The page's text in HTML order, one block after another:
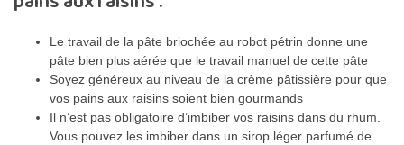
Le travail de la pâte briochée au robot pétrin donne une
pâte bien plus aérée que le travail manuel de cette pâte
Soyez généreux au niveau de la crème pâtissière pour que
vos pains aux raisins soient bien gourmands
Il n’est pas obligatoire d’imbiber vos raisins dans du rhum.
Vous pouvez les imbiber dans un sirop léger parfumé de